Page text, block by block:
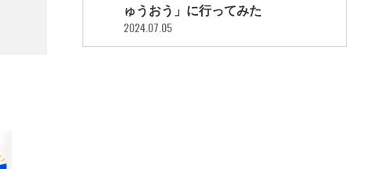
ゅうおう」に行ってみた
2024.07.05